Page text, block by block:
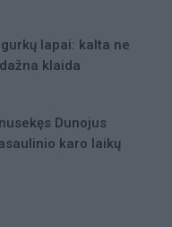
lapai: kalta ne
klaida
Dunojus
karo laikų